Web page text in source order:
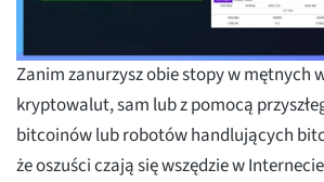
Zanim zanurzysz obie stopy w mętnych
kryptowalut, sam lub z pomocą
bitcoinów lub robotów handlujących
że oszuści czają się wszędzie w